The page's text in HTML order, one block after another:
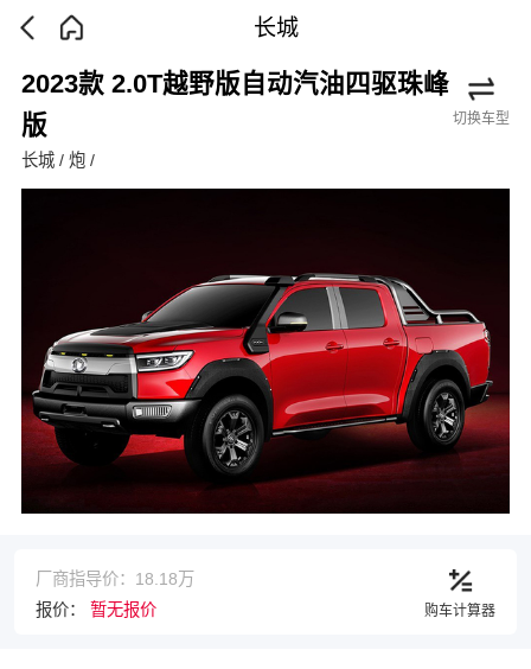
长城
2023款 2.0T越野版自动汽油四驱珠峰
版
长城 / 炮 /
切换车型
厂商指导价：18.18万
报价： 暂无报价 购车计算器